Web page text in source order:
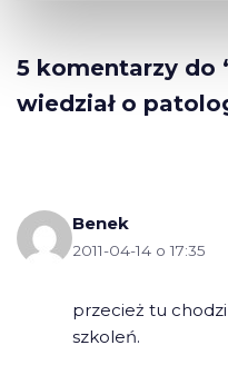
5 komentarzy do
wiedział o
Benek
2011-04-14 o 17:35
przecież tu
szkoleń.